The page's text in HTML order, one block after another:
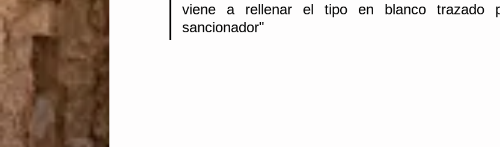
viene a rellenar el tipo en blanco trazado
sancionador"